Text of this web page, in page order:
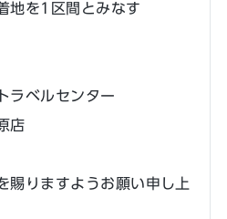
地を1区間とみなす
ラベルセンター
店
賜りますようお願い申し上